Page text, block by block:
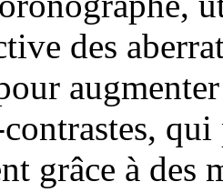
des
grâce à des